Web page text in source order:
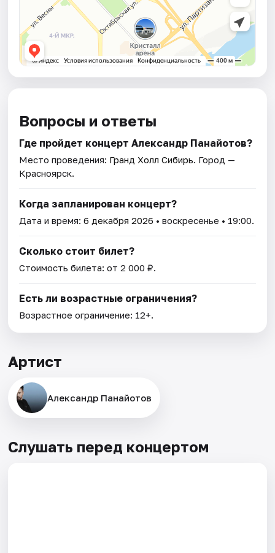
Вопросы и ответы
Где пройдет концерт Александр Панайотов?
Место проведения: Гранд Холл Сибирь. Город —
Красноярск.
Когда запланирован концерт?
Дата и время:6 декабря 2026 • воскресенье • 19:00.
Сколько стоит билет?
Стоимость билета: от 2 000 ₽.
Есть ли возрастные ограничения?
Возрастное ограничение: 12+.
Артист
Александр Панайотов
Слушать перед концертом